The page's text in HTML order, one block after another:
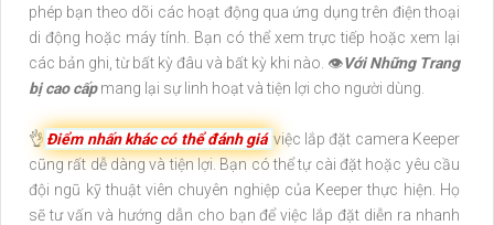
phép bạn theo dõi các hoạt động qua ứng dụng trên điện thoại
di động hoặc máy tính. Bạn có thể xem trực tiếp hoặc xem lại
các bản ghi, từ bất kỳ đâu và bất kỳ khi nào. 👁Với Những Trang
bị cao cấpmang lại sự linh hoạt và tiện lợi cho người dùng.
👌 Điểm nhấn khác có thể đánh giá việc lắp đặt camera Keeper
cũng rất dễ dàng và tiện lợi. Bạn có thể tự cài đặt hoặc yêu cầu
đội ngũ kỹ thuật viên chuyên nghiệp của Keeper thực hiện. Họ
sẽ tư vấn và hướng dẫn cho bạn để việc lắp đặt diễn ra nhanh